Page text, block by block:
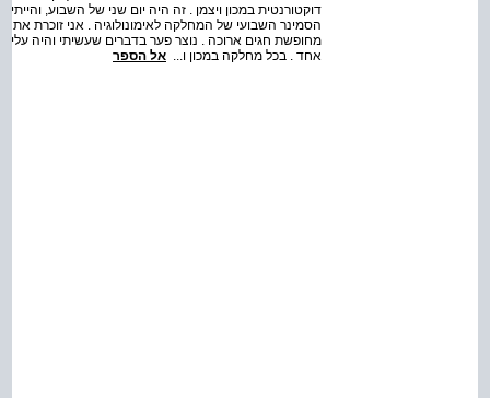
דוקטורנטית במכון ויצמן . זה היה יום שני של השבוע, והייתי
הסמינר השבועי של המחלקה לאימונולוגיה . אני זוכרת
מחופשת חגים ארוכה . נוצר פער בדברים שעשיתי והיה
אחד . בכל מחלקה במכון ו... אל הספר